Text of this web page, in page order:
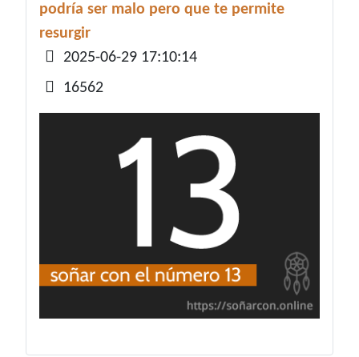
podría ser malo pero que te permite
resurgir
Detalles
2025-06-29 17:10:14
16562